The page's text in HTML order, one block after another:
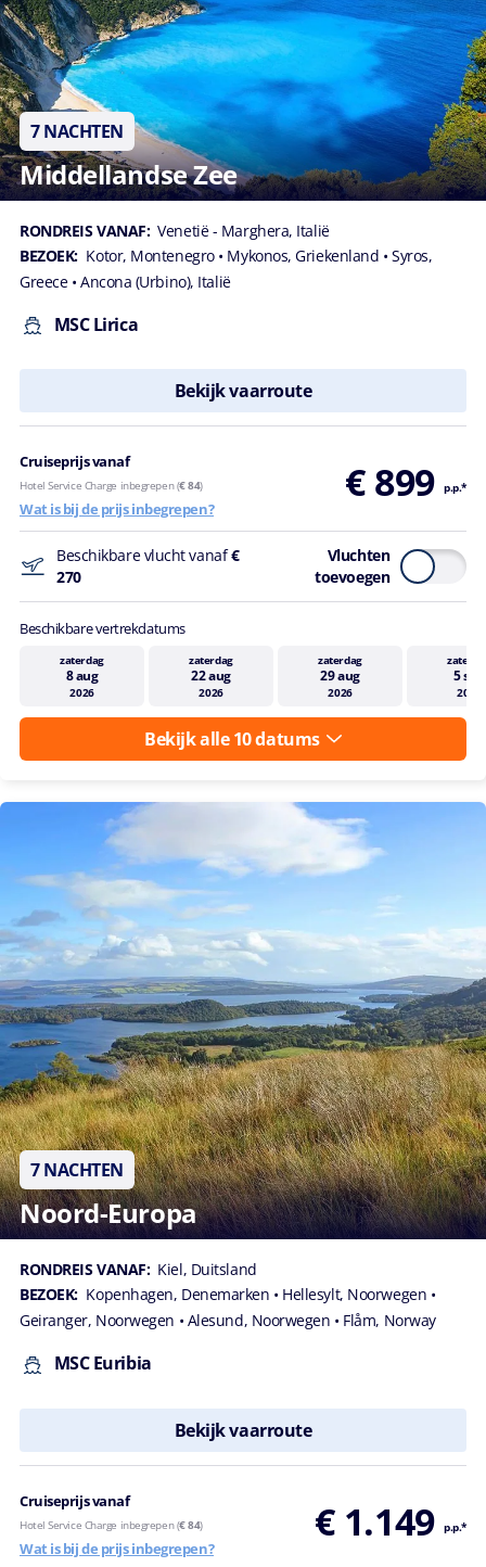
7 NACHTEN
Middellandse Zee
RONDREIS VANAF: Venetië - Marghera, Italië
BEZOEK: Kotor, Montenegro • Mykonos, Griekenland • Syros,
Greece • Ancona (Urbino), Italië
MSC Lirica
Bekijk vaarroute
Cruiseprijs vanaf € 899 p.p.*
Hotel Service Charge inbegrepen (€ 84)
Wat is bij de prijs inbegrepen?
Beschikbare vlucht vanaf€
270
Vluchten
toevoegen
Beschikbare vertrekdatums
zaterdag
8 aug
2026
zaterdag
22 aug
2026
zaterdag
29 aug
2026
5 sep
2026
Bekijk alle 10 datums
7 NACHTEN
Noord-Europa
RONDREIS VANAF: Kiel, Duitsland
BEZOEK: Kopenhagen, Denemarken • Hellesylt, Noorwegen •
Geiranger, Noorwegen • Alesund, Noorwegen • Flåm, Norway
MSC Euribia
Bekijk vaarroute
Cruiseprijs vanaf € 1.149 p.p.*
Hotel Service Charge inbegrepen (€ 84)
Wat is bij de prijs inbegrepen?
Beleef een
gepersonaliseerde
ervaring met MSC
Cruises.
Ik ga akkoord met het
ontvangen van
gepersonaliseerde
ervaringen, op maat
gemaakte
aanbiedingen en
communicatie op
basis van mijn
voorkeuren en
formulier in te
ik dat ik de
heb gelezen en
begrepen.